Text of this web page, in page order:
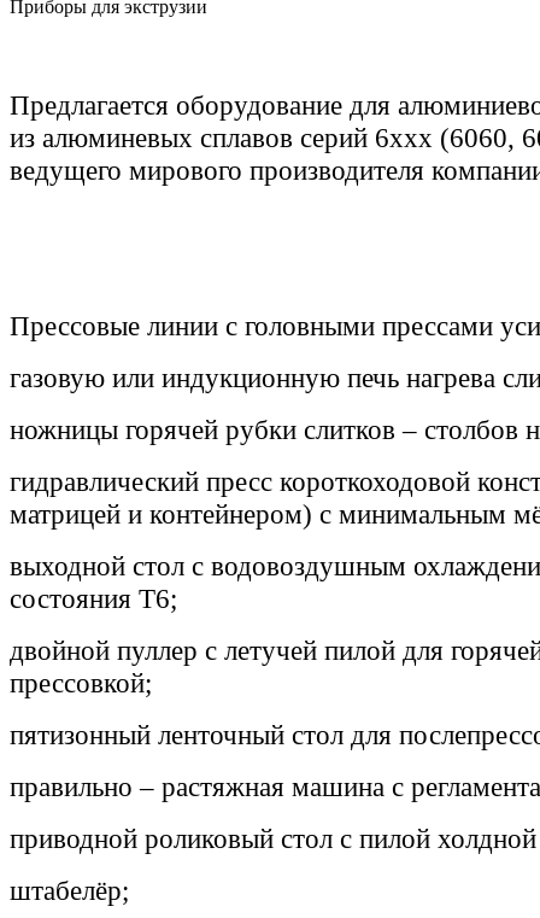
Приборы для экструзии
Предлагается оборудование для
из алюминевых сплавов серий 6ххх
ведущего мирового производителя
Прессовые линии с головными прессами
газовую или индукционную печь нагрева
ножницы горячей рубки слитков – столбов
гидравлический пресс короткоходовой
матрицей и контейнером) с минимальным
выходной стол с водовоздушным
состояния Т6;
двойной пуллер с летучей пилой для
прессовкой;
пятизонный ленточный стол для
правильно – растяжная машина с
приводной роликовый стол с пилой
штабелёр;